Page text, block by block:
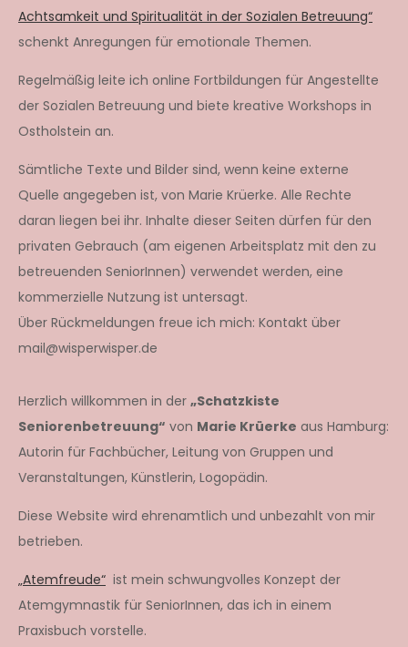
Achtsamkeit und Spiritualität in der Sozialen Betreuung“
schenkt Anregungen für emotionale Themen.
Regelmäßig leite ich online Fortbildungen für Angestellte
der Sozialen Betreuung und biete kreative Workshops in
Ostholstein an.
Sämtliche Texte und Bilder sind, wenn keine externe
Quelle angegeben ist, von Marie Krüerke. Alle Rechte
daran liegen bei ihr. Inhalte dieser Seiten dürfen für den
privaten Gebrauch (am eigenen Arbeitsplatz mit den zu
betreuenden SeniorInnen) verwendet werden, eine
kommerzielle Nutzung ist untersagt.
Über Rückmeldungen freue ich mich: Kontakt über
mail@wisperwisper.de
Herzlich willkommen in der „Schatzkiste
Seniorenbetreuung“ von Marie Krüerke aus Hamburg:
Autorin für Fachbücher, Leitung von Gruppen und
Veranstaltungen, Künstlerin, Logopädin.
Diese Website wird ehrenamtlich und unbezahlt von mir
betrieben.
„Atemfreude“ ist mein schwungvolles Konzept der
Atemgymnastik für SeniorInnen, das ich in einem
Praxisbuch vorstelle.